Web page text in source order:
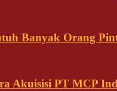
Banyak Orang
Akuisisi PT MCP